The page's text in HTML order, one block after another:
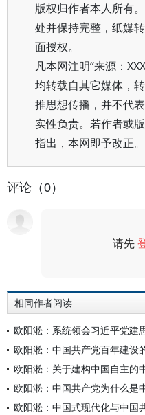
版权归作者本人所有
处并保持完整，纸媒
面授权。
凡本网注明“来源：
均转载自其它媒体，
推思想传播，并不代
实性负责。若作者或
指出，本网即予改正。
评论（0）
请先
相同作者阅读
欧阳淞：系统领会习近平党建
欧阳淞：中国共产党百年建设
欧阳淞：关于建构中国自主的
欧阳淞：中国共产党为什么是
欧阳淞：中国式现代化与中国